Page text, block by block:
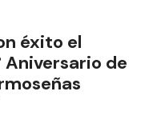
éxito el
Aniversario de